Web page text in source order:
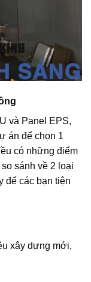
và Panel EPS,
án để chọn 1
có những điểm
sánh về 2 loại
để các bạn tiện
xây dựng mới,